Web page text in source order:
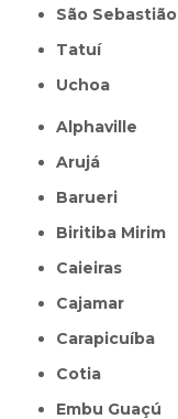
São Sebastião
Tatuí
Uchoa
Alphaville
Arujá
Barueri
Biritiba Mirim
Caieiras
Cajamar
Carapicuíba
Cotia
Embu Guaçú